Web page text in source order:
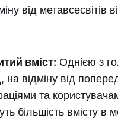
від метавсесвітів
вміст: Однією з
на відміну від
та
більшість вмісту в